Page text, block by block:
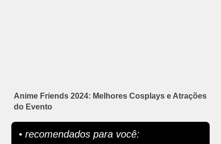
Anime Friends 2024: Melhores Cosplays e Atrações
do Evento
• recomendados para você: